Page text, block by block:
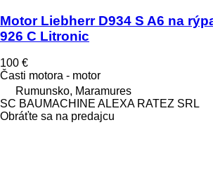
Motor Liebherr D934 S A6 na
926 C Litronic
100 €
Časti motora - motor
Rumunsko, Maramures
SC BAUMACHINE ALEXA RATEZ SRL
Obráťte sa na predajcu